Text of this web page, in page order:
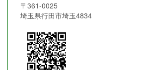
〒361-0025
埼玉県行田市埼玉4834